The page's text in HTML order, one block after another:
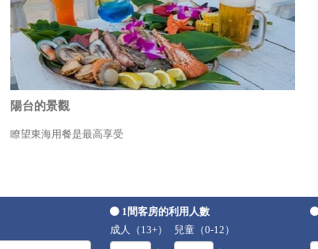
陽台的景觀
瞭望東海用餐是最高享受
1間客房的利用人數
成人（13+）
兒童（0-12）